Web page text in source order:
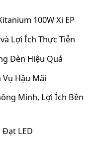
100W Xi EP
Lợi Ích Thực Tiễn
Đèn Hiệu Quả
Vụ Hậu Mãi
Minh, Lợi Ích Bền
Đạt LED